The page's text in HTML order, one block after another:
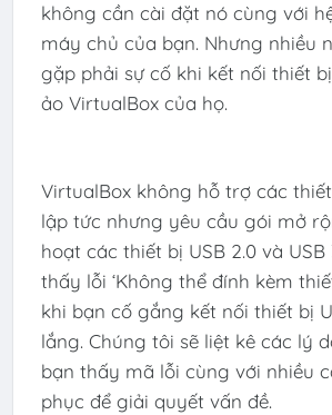
không cần cài đặt nó cùng với
máy chủ của bạn. Nhưng nhiều
gặp phải sự cố khi kết nối thiết
ảo VirtualBox của họ.
VirtualBox không hỗ trợ các
lập tức nhưng yêu cầu gói mở
hoạt các thiết bị USB 2.0 và USB
thấy lỗi ‘Không thể đính kèm
khi bạn cố gắng kết nối thiết bị
lắng. Chúng tôi sẽ liệt kê các lý
bạn thấy mã lỗi cùng với nhiều
phục để giải quyết vấn đề.